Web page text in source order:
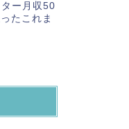
ター月収50
たこれま